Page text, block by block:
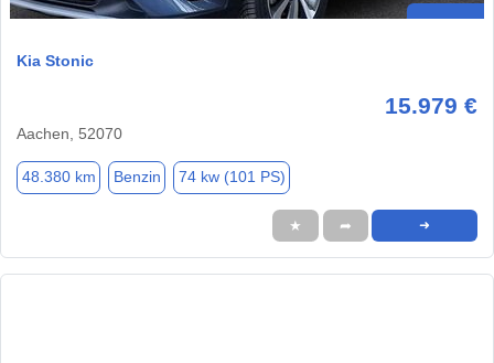
Kia Stonic
15.979 €
Aachen, 52070
48.380 km Benzin 74 kw (101 PS)
★ ➦ ➜